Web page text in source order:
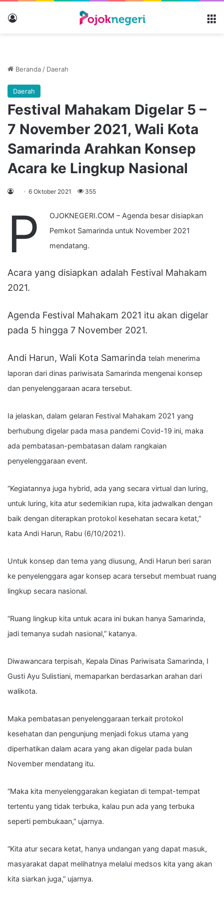
Beranda / Daerah
Daerah
Festival Mahakam Digelar 5 –
7 November 2021, Wali Kota
Samarinda Arahkan Konsep
Acara ke Lingkup Nasional
6 Oktober 2021 355
P
OJOKNEGERI.COM – Agenda besar disiapkan
Pemkot Samarinda untuk November 2021
mendatang.
Acara yang disiapkan adalah Festival Mahakam
2021.
Agenda Festival Mahakam 2021 itu akan digelar
pada 5 hingga 7 November 2021.
Andi Harun, Wali Kota Samarinda telah menerima
laporan dari dinas pariwisata Samarinda mengenai konsep
dan penyelenggaraan acara tersebut.
Ia jelaskan, dalam gelaran Festival Mahakam 2021 yang
berhubung digelar pada masa pandemi Covid-19 ini, maka
ada pembatasan-pembatasan dalam rangkaian
penyelenggaraan event.
“Kegiatannya juga hybrid, ada yang secara virtual dan luring,
untuk luring, kita atur sedemikian rupa, kita jadwalkan dengan
baik dengan diterapkan protokol kesehatan secara ketat,”
kata Andi Harun, Rabu (6/10/2021).
Untuk konsep dan tema yang diusung, Andi Harun beri saran
ke penyelenggara agar konsep acara tersebut membuat ruang
lingkup secara nasional.
“Ruang lingkup kita untuk acara ini bukan hanya Samarinda,
jadi temanya sudah nasional,” katanya.
Diwawancara terpisah, Kepala Dinas Pariwisata Samarinda, I
Gusti Ayu Sulistiani, memaparkan berdasarkan arahan dari
walikota.
Maka pembatasan penyelenggaraan terkait protokol
kesehatan dan pengunjung menjadi fokus utama yang
diperhatikan dalam acara yang akan digelar pada bulan
November mendatang itu.
“Maka kita menyelenggarakan kegiatan di tempat-tempat
tertentu yang tidak terbuka, kalau pun ada yang terbuka
seperti pembukaan,” ujarnya.
“Kita atur secara ketat, hanya undangan yang dapat masuk,
masyarakat dapat melihatnya melalui medsos kita yang akan
kita siarkan juga,” ujarnya.